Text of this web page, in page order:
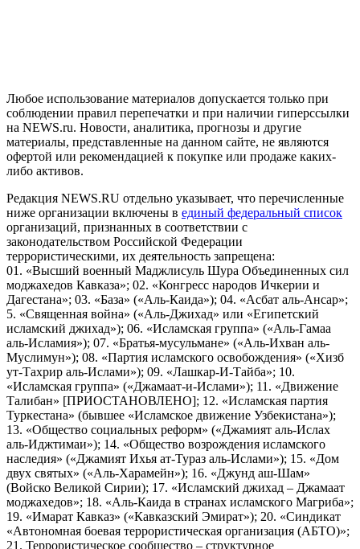
Любое использование материалов допускается только при
соблюдении правил перепечатки и при наличии гиперссылки
на NEWS.ru. Новости, аналитика, прогнозы и другие
материалы, представленные на данном сайте, не являются
офертой или рекомендацией к покупке или продаже каких-
либо активов.
Редакция NEWS.RU отдельно указывает, что перечисленные
ниже организации включены в единый федеральный список
организаций, признанных в соответствии с
законодательством Российской Федерации
террористическими, их деятельность запрещена:
01. «Высший военный Маджлисуль Шура Объединенных сил
моджахедов Кавказа»; 02. «Конгресс народов Ичкерии и
Дагестана»; 03. «База» («Аль-Каида»); 04. «Асбат аль-Ансар»;
5. «Священная война» («Аль-Джихад» или «Египетский
исламский джихад»); 06. «Исламская группа» («Аль-Гамаа
аль-Исламия»); 07. «Братья-мусульмане» («Аль-Ихван аль-
Муслимун»); 08. «Партия исламского освобождения» («Хизб
ут-Тахрир аль-Ислами»); 09. «Лашкар-И-Тайба»; 10.
«Исламская группа» («Джамаат-и-Ислами»); 11. «Движение
Талибан» [ПРИОСТАНОВЛЕНО]; 12. «Исламская партия
Туркестана» (бывшее «Исламское движение Узбекистана»);
13. «Общество социальных реформ» («Джамият аль-Ислах
аль-Иджтимаи»); 14. «Общество возрождения исламского
наследия» («Джамият Ихья ат-Тураз аль-Ислами»); 15. «Дом
двух святых» («Аль-Харамейн»); 16. «Джунд аш-Шам»
(Войско Великой Сирии); 17. «Исламский джихад – Джамаат
моджахедов»; 18. «Аль-Каида в странах исламского Магриба»;
19. «Имарат Кавказ» («Кавказский Эмират»); 20. «Синдикат
«Автономная боевая террористическая организация (АБТО)»;
21. Террористическое сообщество – структурное